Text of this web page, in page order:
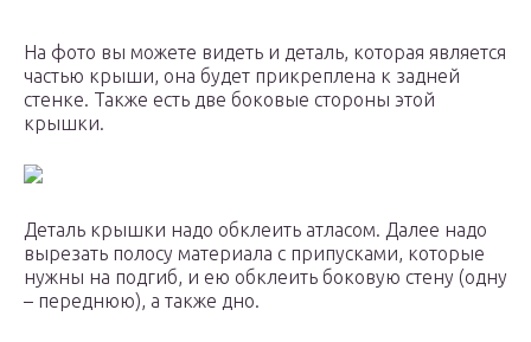
На фото вы можете видеть и деталь, которая является
частью крыши, она будет прикреплена к задней
стенке. Также есть две боковые стороны этой
крышки.
Деталь крышки надо обклеить атласом. Далее надо
вырезать полосу материала с припусками, которые
нужны на подгиб, и ею обклеить боковую стену (одну
– переднюю), а также дно.